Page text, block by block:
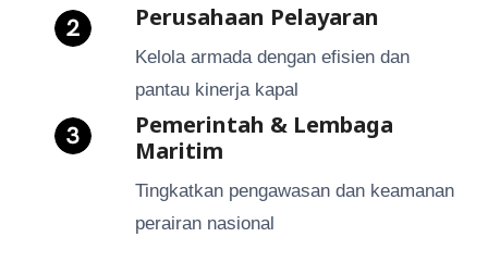
Perusahaan Pelayaran
Kelola armada dengan efisien dan
pantau kinerja kapal
Pemerintah & Lembaga
Maritim
Tingkatkan pengawasan dan keamanan
perairan nasional